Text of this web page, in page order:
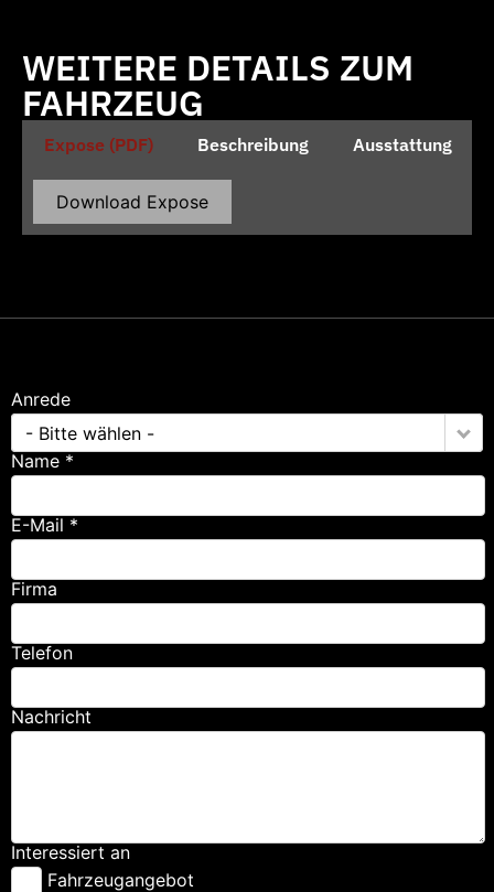
WEITERE DETAILS ZUM
FAHRZEUG
Expose (PDF) Beschreibung Ausstattung
Download Expose
Anrede
- Bitte wählen -
Name *
E-Mail *
Firma
Telefon
Nachricht
Interessiert an
Fahrzeugangebot